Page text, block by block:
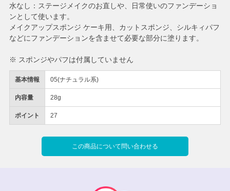
基本情報 05(ナチュラル系)
内容量 28g
ポイント 27
この商品について問い合わせる
水なし：ステージメイクのお直しや、日常使いのファンデーショ
ンとして使います。
メイクアップスポンジ ケーキ用、カットスポンジ、シルキィパフ
などにファンデーションを含ませて必要な部分に塗ります。
※ スポンジやパフは付属していません